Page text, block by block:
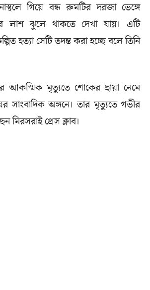
গিয়ে বন্ধ রুমটির দরজা ভেঙ্গে
লাশ ঝুলে থাকতে দেখা যায়। এটি
হত্যা সেটি তদন্ত করা হচ্ছে বলে তিনি
আকস্মিক মৃত্যুতে শোকের ছায়া নেমে
সাংবাদিক অঙ্গনে। তার মৃত্যুতে গভীর
মিরসরাই প্রেস ক্লাব।